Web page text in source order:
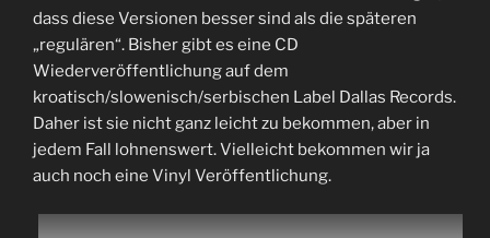
dass diese Versionen besser sind als die späteren
„regulären“. Bisher gibt es eine CD
Wiederveröffentlichung auf dem
kroatisch/slowenisch/serbischen Label Dallas Records.
Daher ist sie nicht ganz leicht zu bekommen, aber in
jedem Fall lohnenswert. Vielleicht bekommen wir ja
auch noch eine Vinyl Veröffentlichung.